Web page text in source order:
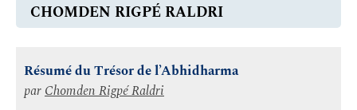
CHOMDEN RIGPÉ RALDRI
Résumé du Trésor de l’Abhidharma
parChomden Rigpé Raldri